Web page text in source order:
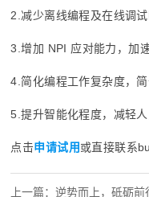
2.减少离线编程及在线调试
3.增加 NPI 应对能力，加
4.简化编程工作复杂度，简
5.提升智能化程度，减轻人
点击申请试用或直接联系
上一篇：逆势而上，砥砺